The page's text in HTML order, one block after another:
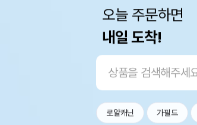
오늘 주문하면
내일 도착!
로얄캐닌 가필드